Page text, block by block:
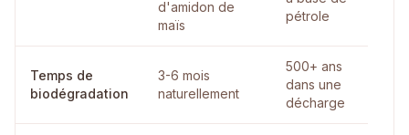
d'amidon de
maïs
pétrole
Temps de
biodégradation
3-6 mois
naturellement
500+ ans
dans une
décharge